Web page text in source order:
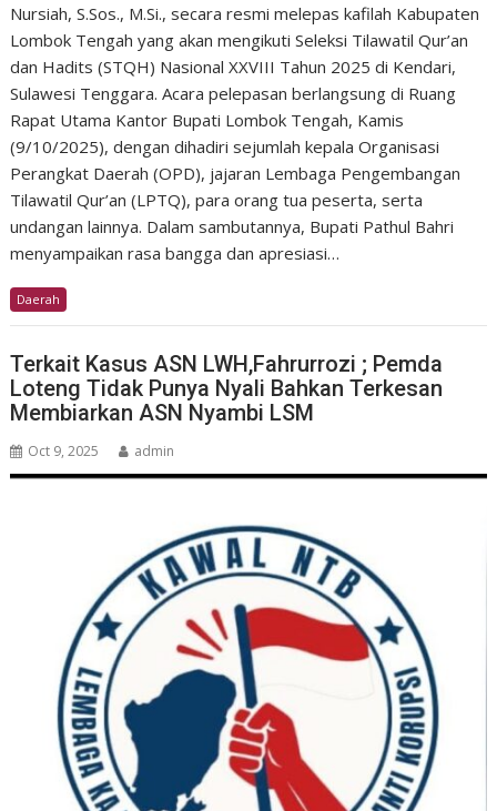
Nursiah, S.Sos., M.Si., secara resmi melepas kafilah Kabupaten
Lombok Tengah yang akan mengikuti Seleksi Tilawatil Qur’an
dan Hadits (STQH) Nasional XXVIII Tahun 2025 di Kendari,
Sulawesi Tenggara. Acara pelepasan berlangsung di Ruang
Rapat Utama Kantor Bupati Lombok Tengah, Kamis
(9/10/2025), dengan dihadiri sejumlah kepala Organisasi
Perangkat Daerah (OPD), jajaran Lembaga Pengembangan
Tilawatil Qur’an (LPTQ), para orang tua peserta, serta
undangan lainnya. Dalam sambutannya, Bupati Pathul Bahri
menyampaikan rasa bangga dan apresiasi…
Daerah
Terkait Kasus ASN LWH,Fahrurrozi ; Pemda
Loteng Tidak Punya Nyali Bahkan Terkesan
Membiarkan ASN Nyambi LSM
Oct 9, 2025 admin